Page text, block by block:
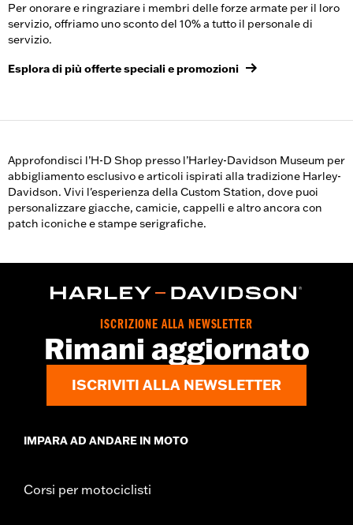
Per onorare e ringraziare i membri delle forze armate per il loro
servizio, offriamo uno sconto del 10% a tutto il personale di
servizio.
Esplora di più offerte speciali e promozioni
Approfondisci l’H-D Shop presso l’Harley-Davidson Museum per
abbigliamento esclusivo e articoli ispirati alla tradizione Harley-
Davidson. Vivi l'esperienza della Custom Station, dove puoi
personalizzare giacche, camicie, cappelli e altro ancora con
patch iconiche e stampe serigrafiche.
ISCRIZIONE ALLA NEWSLETTER
Rimani aggiornato
ISCRIVITI ALLA NEWSLETTER
IMPARA AD ANDARE IN MOTO
Corsi per motociclisti